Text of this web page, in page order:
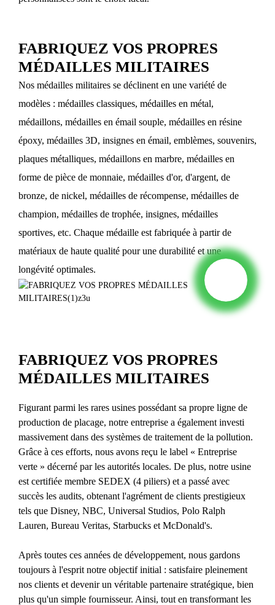
FABRIQUEZ VOS PROPRES
MÉDAILLES MILITAIRES
Nos médailles militaires se déclinent en une variété de
modèles : médailles classiques, médailles en métal,
médaillons, médailles en émail souple, médailles en résine
époxy, médailles 3D, insignes en émail, emblèmes, souvenirs,
plaques métalliques, médaillons en marbre, médailles en
forme de pièce de monnaie, médailles d'or, d'argent, de
bronze, de nickel, médailles de récompense, médailles de
champion, médailles de trophée, insignes, médailles
sportives, etc. Chaque médaille est fabriquée à partir de
matériaux de haute qualité pour une durabilité et une
longévité optimales.
FABRIQUEZ VOS PROPRES
MÉDAILLES MILITAIRES
Figurant parmi les rares usines possédant sa propre ligne de
production de placage, notre entreprise a également investi
massivement dans des systèmes de traitement de la pollution.
Grâce à ces efforts, nous avons reçu le label « Entreprise
verte » décerné par les autorités locales. De plus, notre usine
est certifiée membre SEDEX (4 piliers) et a passé avec
succès les audits, obtenant l'agrément de clients prestigieux
tels que Disney, NBC, Universal Studios, Polo Ralph
Lauren, Bureau Veritas, Starbucks et McDonald's.
Après toutes ces années de développement, nous gardons
toujours à l'esprit notre objectif initial : satisfaire pleinement
nos clients et devenir un véritable partenaire stratégique, bien
plus qu'un simple fournisseur. Ainsi, tout en transformant les